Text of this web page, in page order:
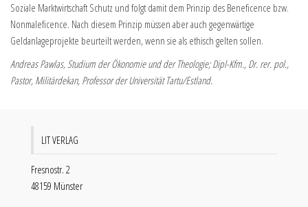
Soziale Marktwirtschaft Schutz und folgt damit dem Prinzip des Beneficence bzw.
Nonmaleficence. Nach diesem Prinzip müssen aber auch gegenwärtige
Geldanlageprojekte beurteilt werden, wenn sie als ethisch gelten sollen.
Andreas Pawlas, Studium der Ökonomie und der Theologie; Dipl-Kfm., Dr. rer. pol.,
Pastor, Militärdekan, Professor der Universität Tartu/Estland.
LIT VERLAG
Fresnostr. 2
48159 Münster